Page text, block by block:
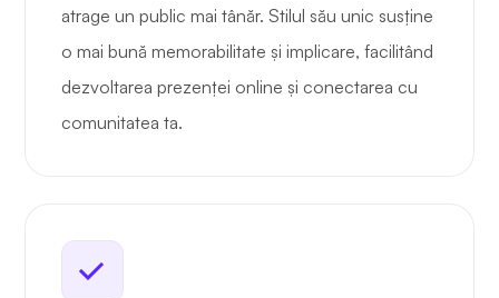
atrage un public mai tânăr. Stilul său unic susține
o mai bună memorabilitate și implicare, facilitând
dezvoltarea prezenței online și conectarea cu
comunitatea ta.